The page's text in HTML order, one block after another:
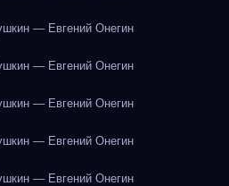
— Евгений Онегин
— Евгений Онегин
— Евгений Онегин
— Евгений Онегин
— Евгений Онегин